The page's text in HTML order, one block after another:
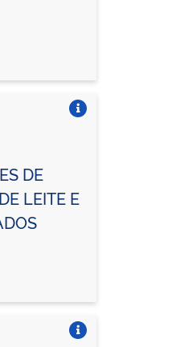
DE
LEITE E